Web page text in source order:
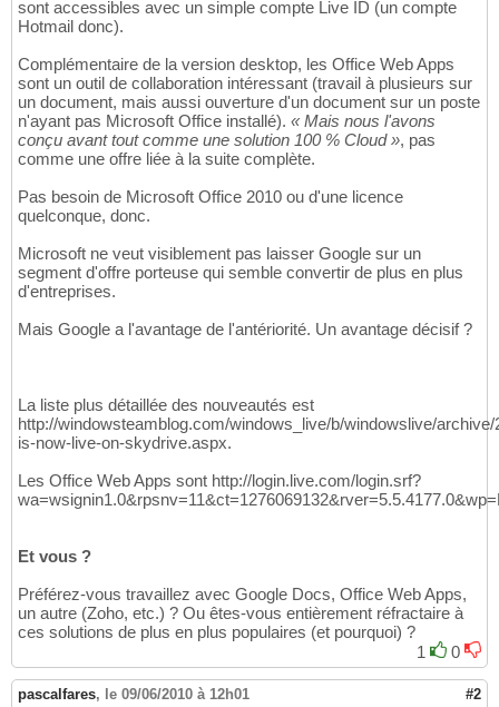
sont accessibles avec un simple compte Live ID (un compte
Hotmail donc).
Complémentaire de la version desktop, les Office Web Apps
sont un outil de collaboration intéressant (travail à plusieurs sur
un document, mais aussi ouverture d'un document sur un poste
n'ayant pas Microsoft Office installé). « Mais nous l'avons
conçu avant tout comme une solution 100 % Cloud », pas
comme une offre liée à la suite complète.
Pas besoin de Microsoft Office 2010 ou d'une licence
quelconque, donc.
Microsoft ne veut visiblement pas laisser Google sur un
segment d'offre porteuse qui semble convertir de plus en plus
d'entreprises.
Mais Google a l'avantage de l'antériorité. Un avantage décisif ?
La liste plus détaillée des nouveautés est
http://windowsteamblog.com/windows_live/b/windowslive/archive/
is-now-live-on-skydrive.aspx.
Les Office Web Apps sont http://login.live.com/login.srf?
Et vous ?
Préférez-vous travaillez avec Google Docs, Office Web Apps,
un autre (Zoho, etc.) ? Ou êtes-vous entièrement réfractaire à
ces solutions de plus en plus populaires (et pourquoi) ?
1
0
pascalfares, le 09/06/2010 à 12h01 #2